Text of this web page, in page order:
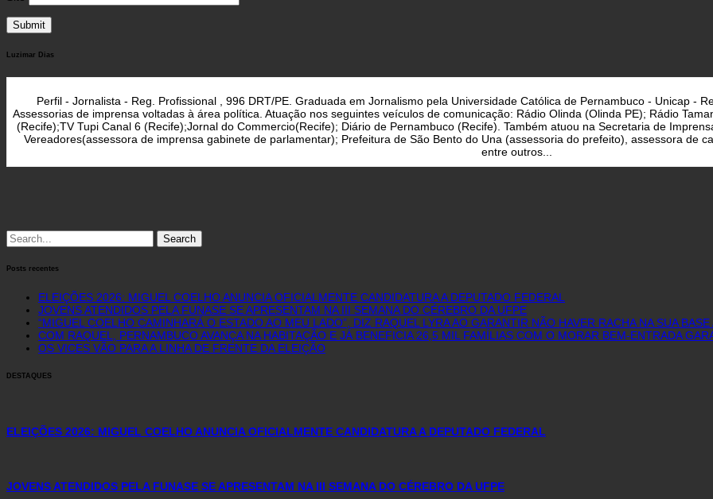
Luzimar Dias
Perfil - Jornalista - Reg. Profissional , 996 DRT/PE. Graduada em Jornalismo pela Universidade Católica de Pernambuco - Unicap -
Assessorias de imprensa voltadas à área política. Atuação nos seguintes veículos de comunicação: Rádio Olinda (Olinda PE); Rádio
(Recife);TV Tupi Canal 6 (Recife);Jornal do Commercio(Recife); Diário de Pernambuco (Recife). Também atuou na Secretaria de
Vereadores(assessora de imprensa gabinete de parlamentar); Prefeitura de São Bento do Una (assessoria do prefeito), assessora de
entre outros...
Search
for:
Posts recentes
ELEIÇÕES 2026: MIGUEL COELHO ANUNCIA OFICIALMENTE CANDIDATURA A DEPUTADO FEDERAL
JOVENS ATENDIDOS PELA FUNASE SE APRESENTAM NA III SEMANA DO CÉREBRO DA UFPE
“MIGUEL COELHO CAMINHARÁ O ESTADO AO MEU LADO”, DIZ RAQUEL LYRA AO GARANTIR NÃO HAVER RACHA NA SUA BASE
COM RAQUEL, PERNAMBUCO AVANÇA NA HABITAÇÃO E JÁ BENEFICIA 26,5 MIL FAMÍLIAS COM O MORAR BEM-ENTRADA
OS VICES VÃO PARA A LINHA DE FRENTE DA ELEIÇÃO
DESTAQUES
ELEIÇÕES 2026: MIGUEL COELHO ANUNCIA OFICIALMENTE CANDIDATURA A DEPUTADO FEDERAL
JOVENS ATENDIDOS PELA FUNASE SE APRESENTAM NA III SEMANA DO CÉREBRO DA UFPE